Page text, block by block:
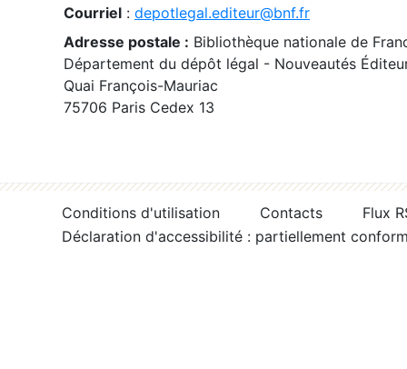
Courriel : depotlegal.editeur@bnf.fr
Adresse postale : Bibliothèque nationale de
Département du dépôt légal - Nouveautés
Quai François-Mauriac
75706 Paris Cedex 13
Conditions d'utilisation Contacts
Flux
Déclaration d'accessibilité : partiellement